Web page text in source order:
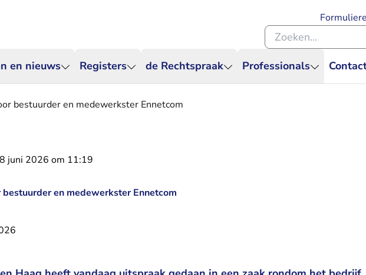
en nieuws Registers de Rechtspraak Professionals
Zoeken binnen de
bestuurder en medewerkster Ennetcom
juni 2026 om 11:19
en medewerkster Ennetcom